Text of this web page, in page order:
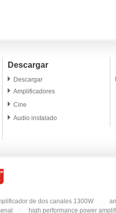
Descargar
Descargar
Amplificadores
Cine
Audio instalado
de dos canales 1300W
high performance power